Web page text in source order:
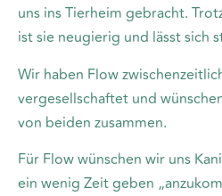
uns ins Tierheim gebracht.
ist sie neugierig und lässt sich
Wir haben Flow
vergesellschaftet und
von beiden zusammen.
Für Flow wünschen wir uns
ein wenig Zeit geben